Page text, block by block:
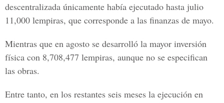
descentralizada únicamente había ejecutado hasta julio
11,000 lempiras, que corresponde a las finanzas de mayo.
Mientras que en agosto se desarrolló la mayor inversión
física con 8,708,477 lempiras, aunque no se especifican
las obras.
Entre tanto, en los restantes seis meses la ejecución en